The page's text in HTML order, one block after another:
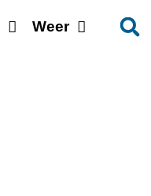
Weer